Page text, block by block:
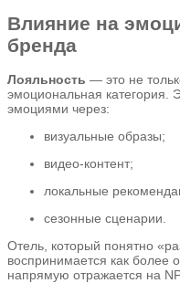
Влияние на
бренда
Лояльность — это не
эмоциональная категория.
эмоциями через:
визуальные образы;
видео-контент;
локальные
сезонные сценарии.
Отель, который понятно
воспринимается как более
напрямую отражается на